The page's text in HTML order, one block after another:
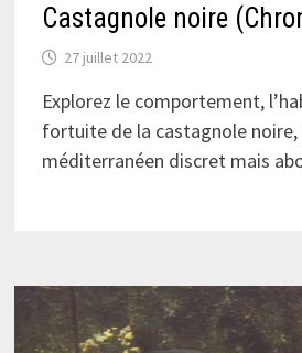
Castagnole noire
27 juillet 2022
Explorez le comportement,
fortuite de la castagnole
méditerranéen discret mais